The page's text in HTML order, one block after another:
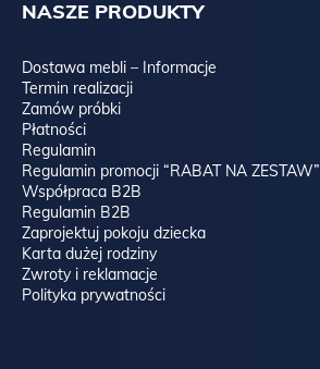
NASZE PRODUKTY
Dostawa mebli – Informacje
Termin realizacji
Zamów próbki
Płatności
Regulamin
Regulamin promocji “RABAT NA ZESTAW”
Współpraca B2B
Regulamin B2B
Zaprojektuj pokoju dziecka
Karta dużej rodziny
Zwroty i reklamacje
Polityka prywatności